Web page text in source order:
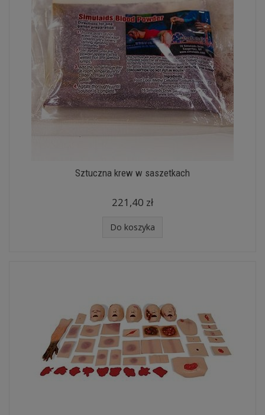
Sztuczna krew w saszetkach
221,40 zł
Do koszyka